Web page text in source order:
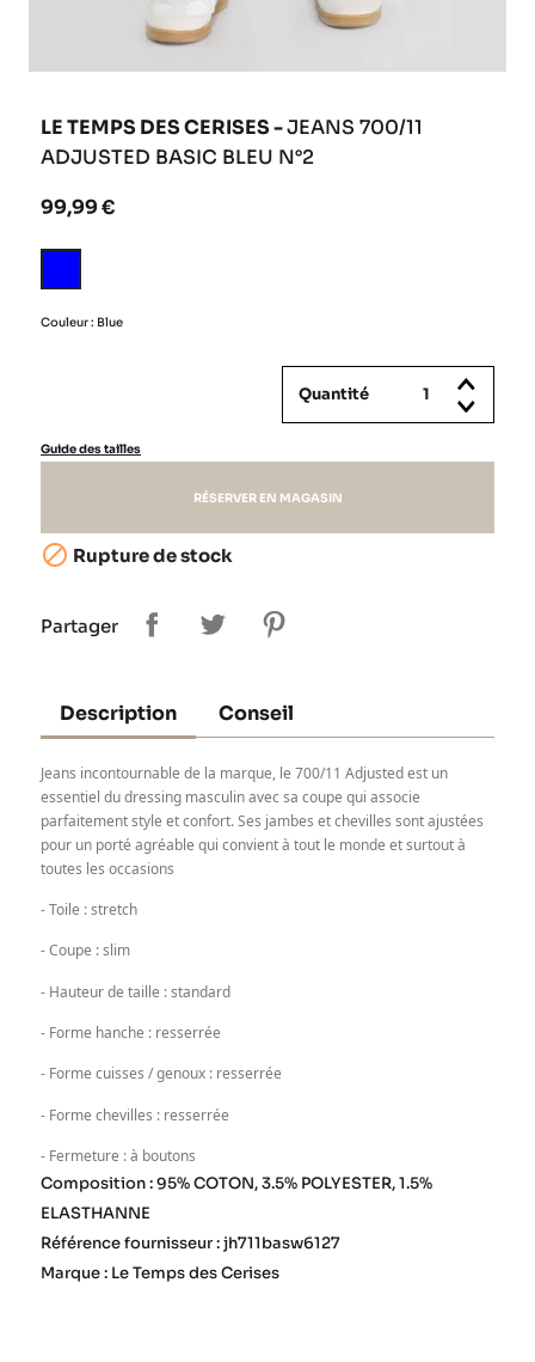
LE TEMPS DES CERISES -JEANS 700/11
ADJUSTED BASIC BLEU N°2
99,99 €
Couleur : Blue
Quantité
Guide des tailles
RÉSERVER EN MAGASIN
 Rupture de stock
Partager
Description Conseil
Jeans incontournable de la marque, le 700/11 Adjusted est un
essentiel du dressing masculin avec sa coupe qui associe
parfaitement style et confort. Ses jambes et chevilles sont ajustées
pour un porté agréable qui convient à tout le monde et surtout à
toutes les occasions
- Toile : stretch
- Coupe : slim
- Hauteur de taille : standard
- Forme hanche : resserrée
- Forme cuisses / genoux : resserrée
- Forme chevilles : resserrée
- Fermeture : à boutons
Composition : 95% COTON, 3.5% POLYESTER, 1.5%
ELASTHANNE
Référence fournisseur : jh711basw6127
Marque : Le Temps des Cerises